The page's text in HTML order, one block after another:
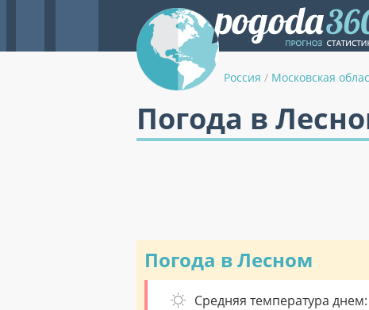
Россия / Московская
Погода в
Погода в Лесном
Средняя температура днем: